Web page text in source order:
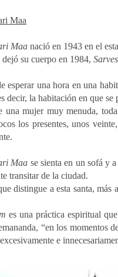
Maa
Maa nació en 1943 en el
su cuerpo en 1984,
esperar una hora en una
decir, la habitación en que
una mujer muy menuda,
los presentes, unos
Maa se sienta en un sofá y
transitar de la ciudad.
distingue a esta santa, más
es una práctica espiritual
“en los momentos
e